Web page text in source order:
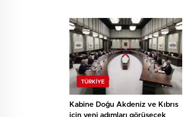
TÜRKIYE
Kabine Doğu Akdeniz ve Kıbrıs
için yeni adımları görüşecek